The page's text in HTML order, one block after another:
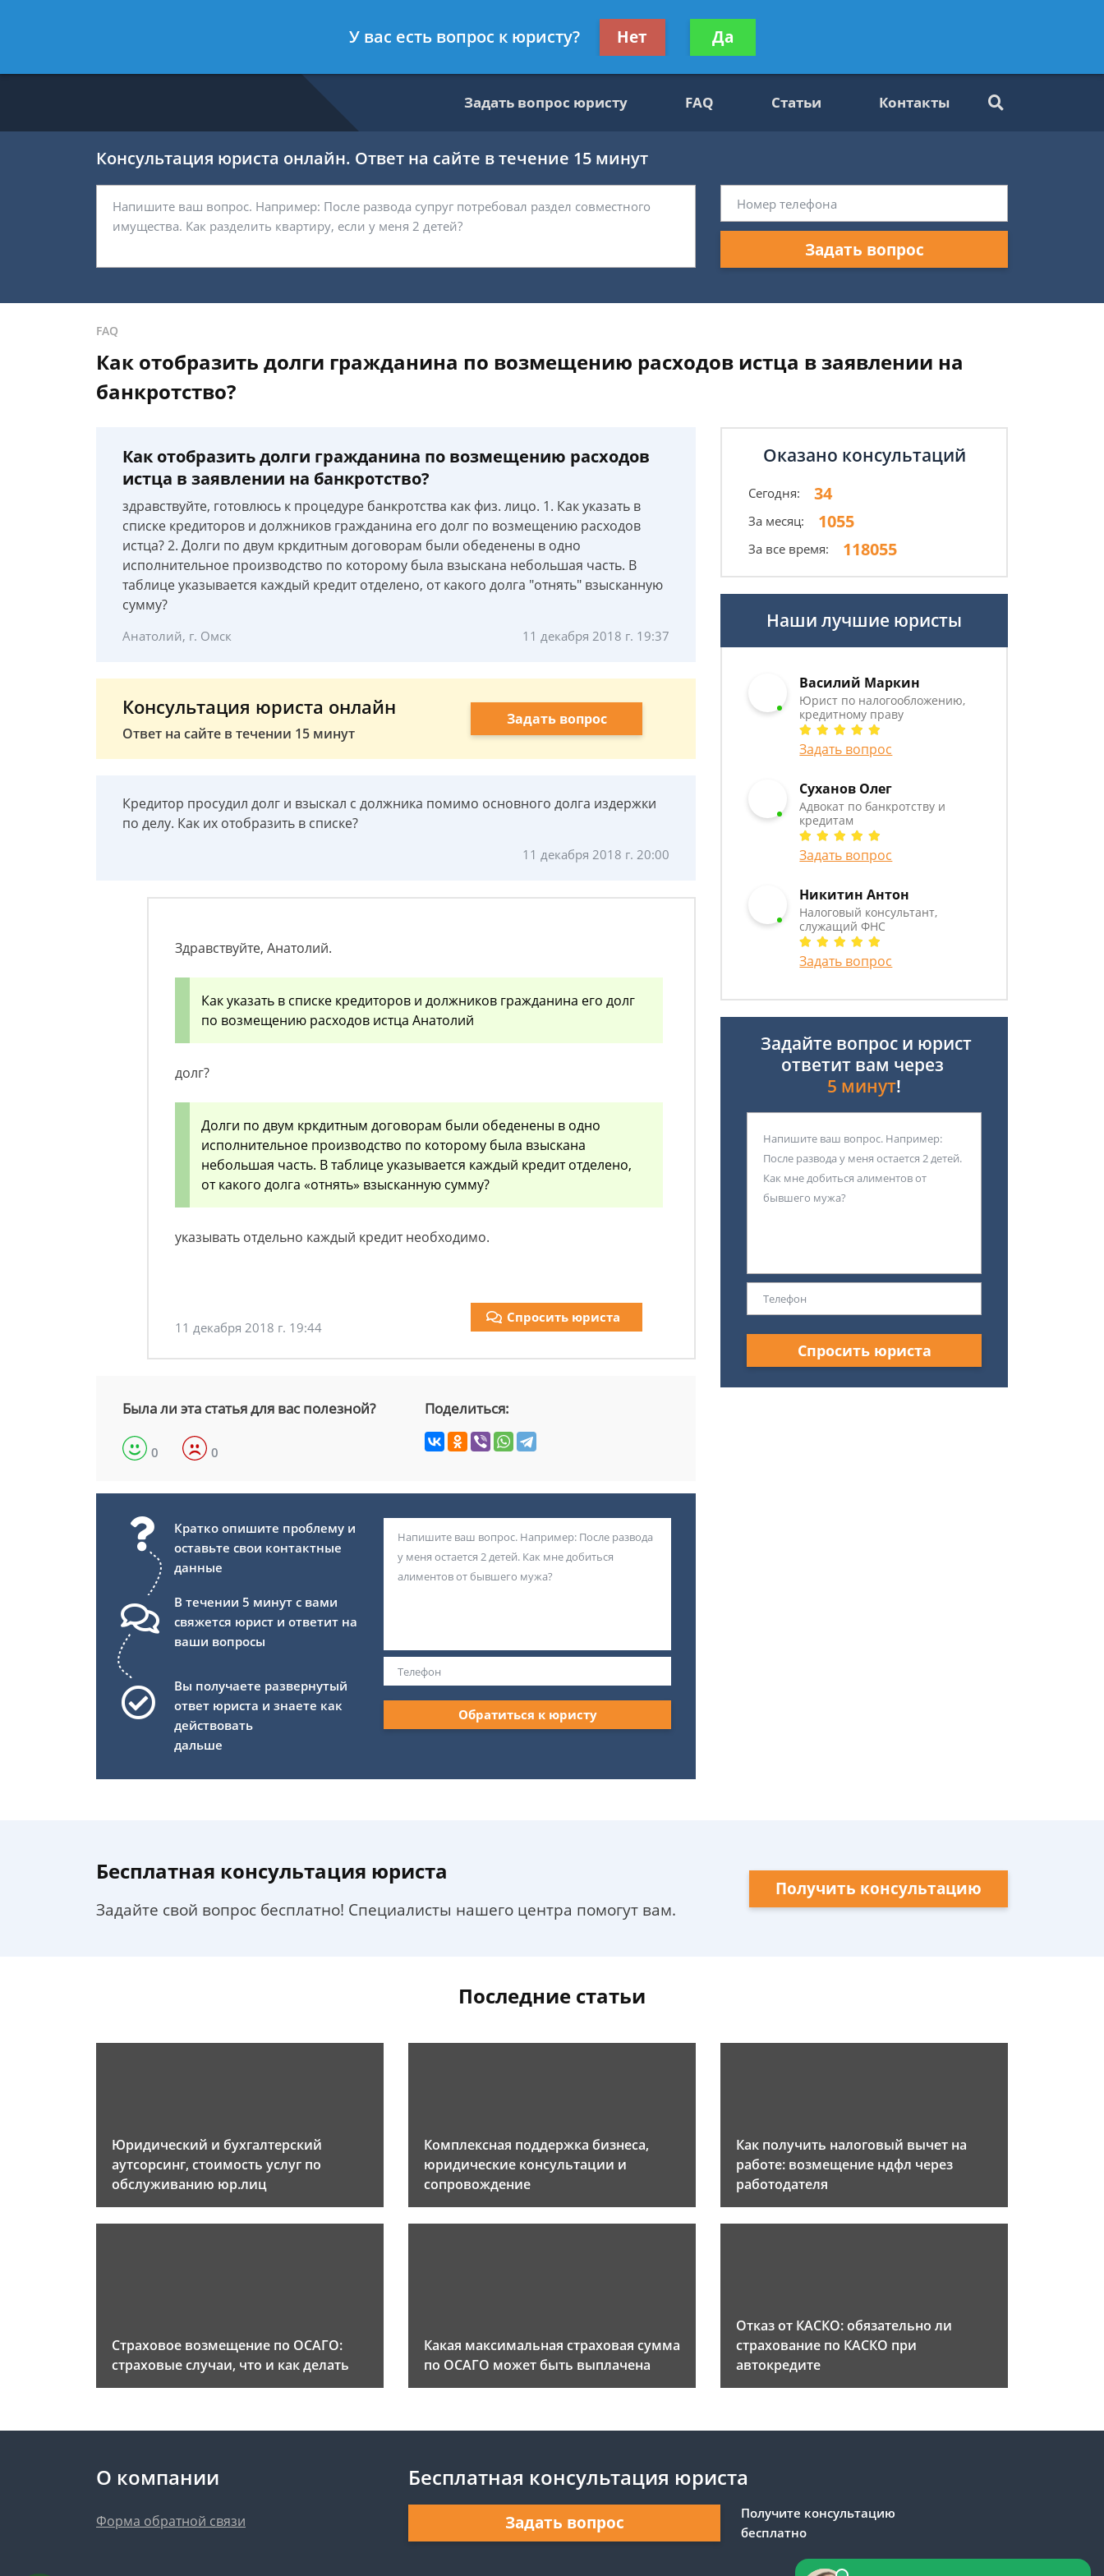
- Налоговый консультант, служащий ФНС
Получите консультацию
бесплатно
Задать вопрос юристу FAQ Статьи Контакты
Консультация юриста онлайн. Ответ на сайте в течение 15 минут
Задать вопрос
FAQ
Как отобразить долги гражданина по возмещению расходов истца в заявлении на
банкротство?
Как отобразить долги гражданина по возмещению расходов
истца в заявлении на банкротство?
здравствуйте, готовлюсь к процедуре банкротства как физ. лицо. 1. Как указать в
списке кредиторов и должников гражданина его долг по возмещению расходов
истца? 2. Долги по двум кркдитным договорам были обеденены в одно
исполнительное производство по которому была взыскана небольшая часть. В
таблице указывается каждый кредит отделено, от какого долга "отнять" взысканную
сумму?
Анатолий, г. Омск 11 декабря 2018 г. 19:37
Консультация юриста онлайн
Ответ на сайте в течении 15 минут
Задать вопрос
Кредитор просудил долг и взыскал с должника помимо основного долга издержки
по делу. Как их отобразить в списке?
11 декабря 2018 г. 20:00
Здравствуйте, Анатолий.
Как указать в списке кредиторов и должников гражданина его долг
по возмещению расходов истца Анатолий
долг?
Долги по двум кркдитным договорам были обеденены в одно
исполнительное производство по которому была взыскана
небольшая часть. В таблице указывается каждый кредит отделено,
от какого долга «отнять» взысканную сумму?
указывать отдельно каждый кредит необходимо.
11 декабря 2018 г. 19:44
Спросить юриста
Была ли эта статья для вас полезной?
0 0
Поделиться:
Кратко опишите проблему и
оставьте свои контактные
данные
В течении 5 минут с вами
свяжется юрист и ответит на
ваши вопросы
Вы получаете развернутый
ответ юриста и знаете как
действовать
дальше
Обратиться к юристу
Оказано консультаций
Сегодня: 34
За месяц: 1055
За все время: 118055
Наши лучшие юристы
Василий Маркин
Юрист по налогообложению,
кредитному праву
Задать вопрос
Суханов Олег
Адвокат по банкротству и
кредитам
Задать вопрос
Никитин Антон
Налоговый консультант,
служащий ФНС
Задать вопрос
Задайте вопрос и юрист
ответит вам через
5 минут!
Спросить юриста
Бесплатная консультация юриста
Задайте свой вопрос бесплатно! Специалисты нашего центра помогут вам.
Получить консультацию
Последние статьи
Юридический и бухгалтерский
аутсорсинг, стоимость услуг по
обслуживанию юр.лиц
Комплексная поддержка бизнеса,
юридические консультации и
сопровождение
Как получить налоговый вычет на
работе: возмещение ндфл через
работодателя
Страховое возмещение по ОСАГО:
страховые случаи, что и как делать
Какая максимальная страховая сумма
по ОСАГО может быть выплачена
Отказ от КАСКО: обязательно ли
страхование по КАСКО при
автокредите
О компании
Форма обратной связи
Бесплатная консультация юриста
Задать вопрос
Получите консультацию
бесплатно
У вас есть вопрос к юристу? Нет Да